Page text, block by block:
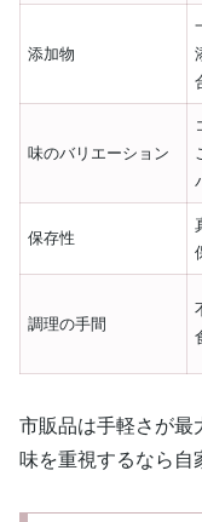
添加物
味のバリエーション
保存性
調理の手間
市販品は手軽さが最
味を重視するなら自